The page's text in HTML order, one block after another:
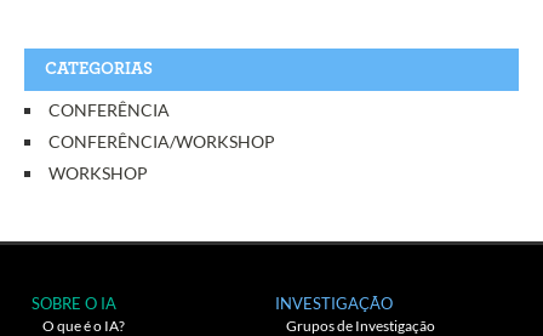
CATEGORIAS
CONFERÊNCIA
CONFERÊNCIA/WORKSHOP
WORKSHOP
SOBRE O IA
O que é o IA?
INVESTIGAÇÃO
Grupos de Investigação